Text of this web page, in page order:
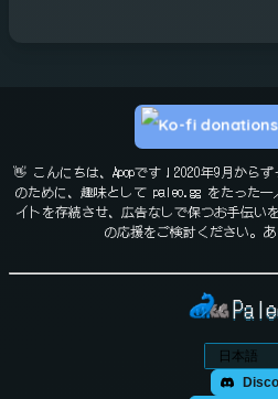
👋 こんにちは、Apopです！2020年9月から
のために、趣味として paleo.gg をたった
イトを存続させ、広告なしで保つお手伝
の応援をご検討ください。